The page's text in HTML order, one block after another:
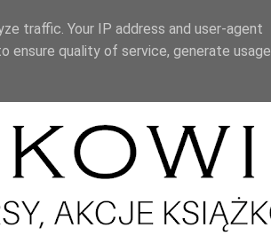
traffic. Your IP address and user-agent
ensure quality of service, generate usage